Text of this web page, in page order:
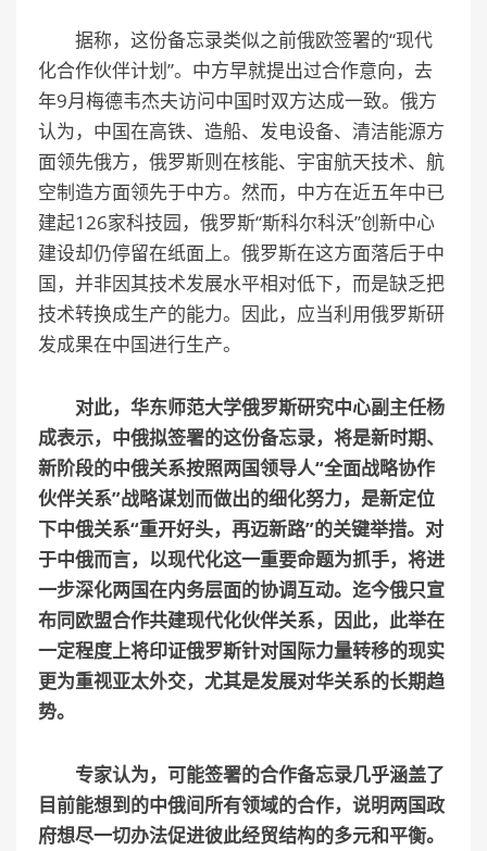
据称，这份备忘录类似之前俄欧签署的“现代
化合作伙伴计划”。中方早就提出过合作意向，去
年9月梅德韦杰夫访问中国时双方达成一致。俄方
认为，中国在高铁、造船、发电设备、清洁能源方
面领先俄方，俄罗斯则在核能、宇宙航天技术、航
空制造方面领先于中方。然而，中方在近五年中已
建起126家科技园，俄罗斯“斯科尔科沃”创新中心
建设却仍停留在纸面上。俄罗斯在这方面落后于中
国，并非因其技术发展水平相对低下，而是缺乏把
技术转换成生产的能力。因此，应当利用俄罗斯研
发成果在中国进行生产。
对此，华东师范大学俄罗斯研究中心副主任杨
成表示，中俄拟签署的这份备忘录，将是新时期、
新阶段的中俄关系按照两国领导人“全面战略协作
伙伴关系”战略谋划而做出的细化努力，是新定位
下中俄关系“重开好头，再迈新路”的关键举措。对
于中俄而言，以现代化这一重要命题为抓手，将进
一步深化两国在内务层面的协调互动。迄今俄只宣
布同欧盟合作共建现代化伙伴关系，因此，此举在
一定程度上将印证俄罗斯针对国际力量转移的现实
更为重视亚太外交，尤其是发展对华关系的长期趋
势。
专家认为，可能签署的合作备忘录几乎涵盖了
目前能想到的中俄间所有领域的合作，说明两国政
府想尽一切办法促进彼此经贸结构的多元和平衡。